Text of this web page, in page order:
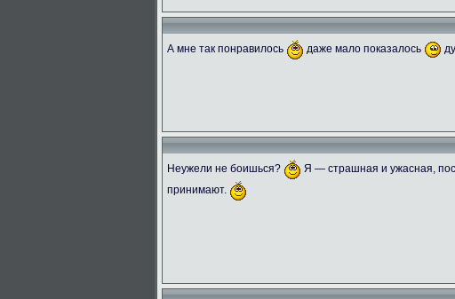
А мне так понравилось
даже мало показалось
Неужели не боишься?
Я — страшная и ужасная,
принимают.